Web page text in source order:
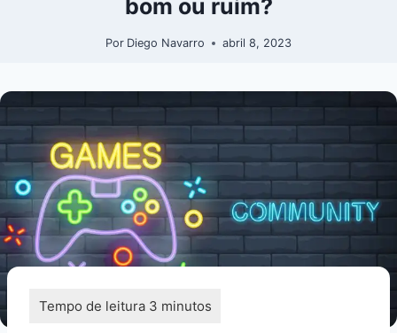
bom ou ruim?
Por Diego Navarro abril 8, 2023